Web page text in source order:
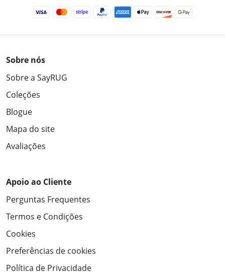
Sobre nós
Sobre a SayRUG
Coleções
Blogue
Mapa do site
Avaliações
Apoio ao Cliente
Perguntas Frequentes
Termos e Condições
Cookies
Preferências de cookies
Política de Privacidade